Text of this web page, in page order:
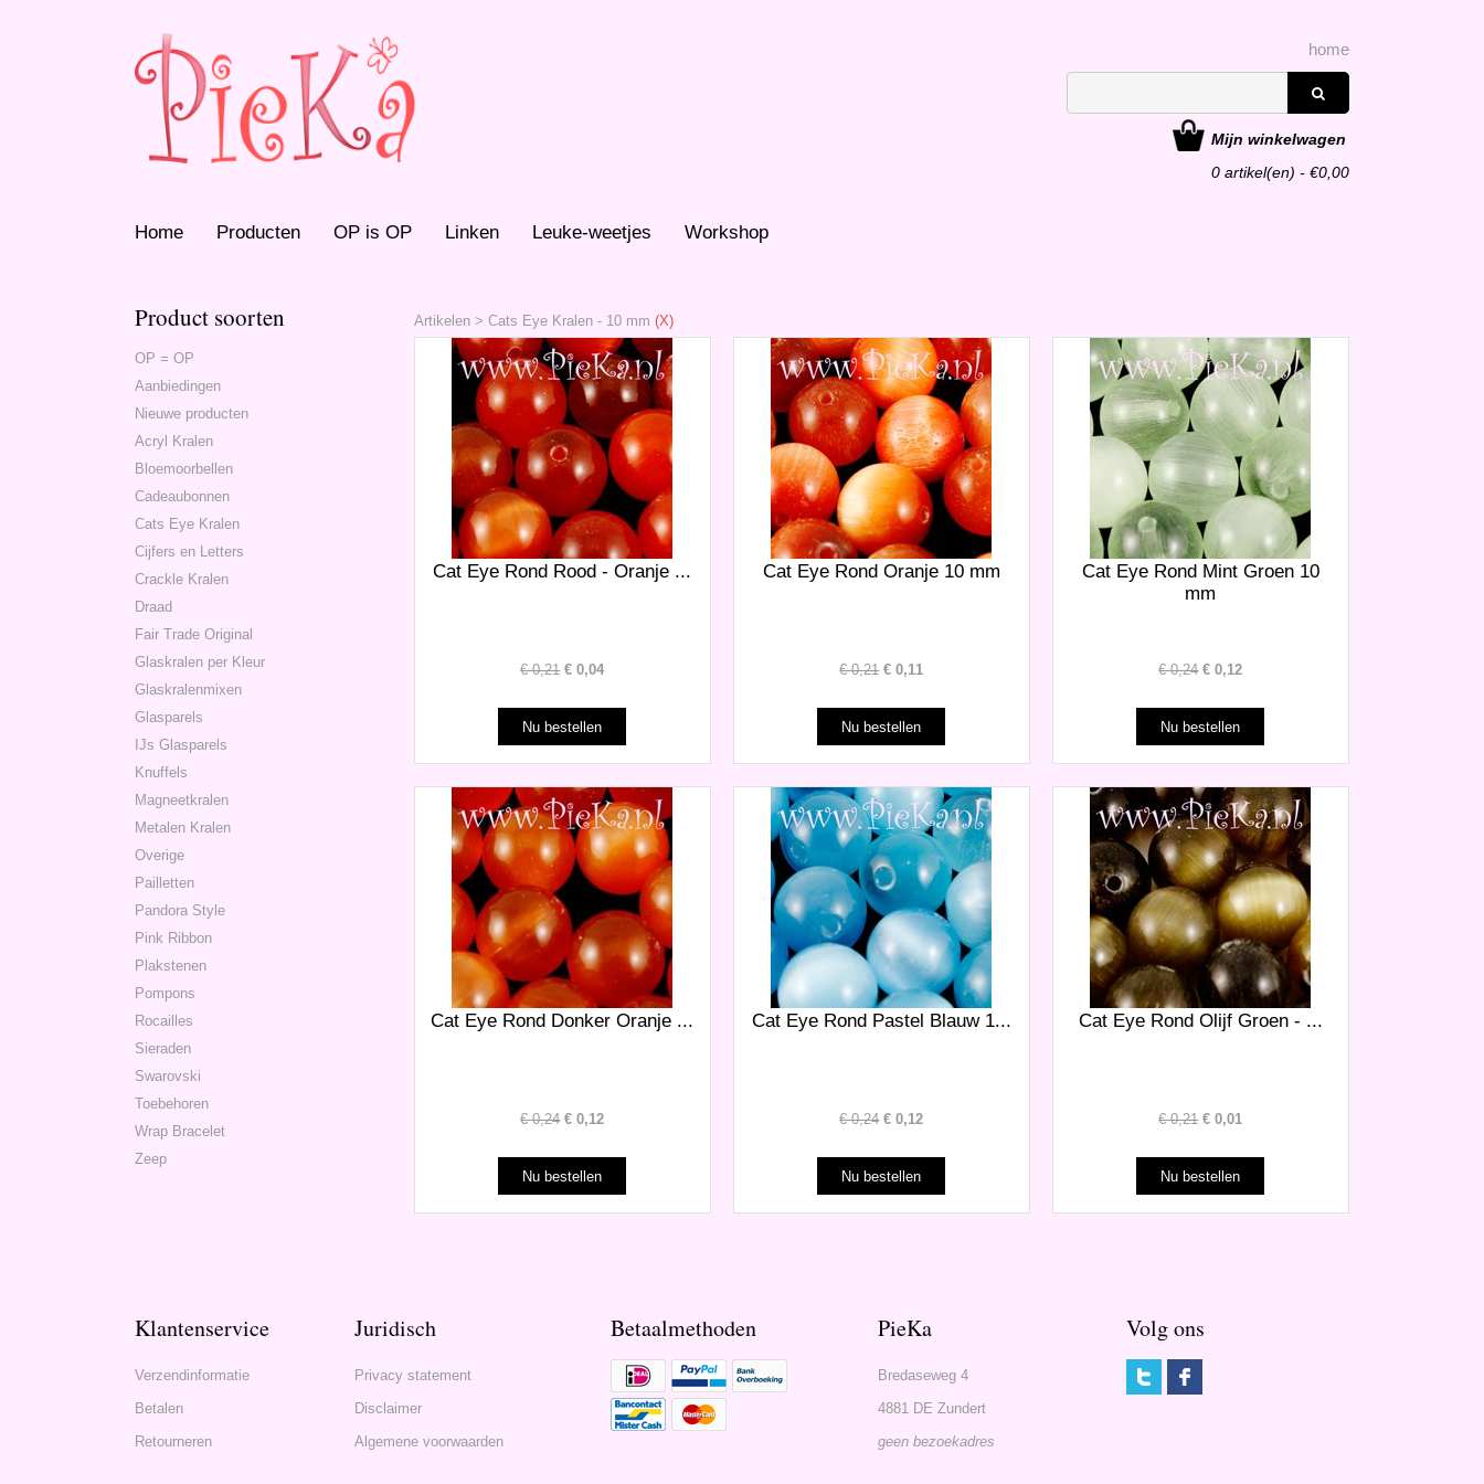
home
Mijn winkelwagen
0 artikel(en) - €0,00
Home Producten OP is OP Linken Leuke-weetjes Workshop
Product soorten
OP = OP
Aanbiedingen
Nieuwe producten
Acryl Kralen
Bloemoorbellen
Cadeaubonnen
Cats Eye Kralen
Cijfers en Letters
Crackle Kralen
Draad
Fair Trade Original
Glaskralen per Kleur
Glaskralenmixen
Glasparels
IJs Glasparels
Knuffels
Magneetkralen
Metalen Kralen
Overige
Pailletten
Pandora Style
Pink Ribbon
Plakstenen
Pompons
Rocailles
Sieraden
Swarovski
Toebehoren
Wrap Bracelet
Zeep
Artikelen > Cats Eye Kralen - 10 mm (X)
Cat Eye Rond Rood - Oranje ...
€0,21 €0,04
Cat Eye Rond Oranje 10 mm
€0,21 €0,11
Cat Eye Rond Mint Groen 10
mm
€0,24 €0,12
Cat Eye Rond Donker Oranje ...
€0,24 €0,12
Cat Eye Rond Pastel Blauw 1...
€0,24 €0,12
Cat Eye Rond Olijf Groen - ...
€0,21 €0,01
Klantenservice
Verzendinformatie
Betalen
Retourneren
Juridisch
Privacy statement
Disclaimer
Algemene voorwaarden
Betaalmethoden PieKa
Bredaseweg 4
4881 DE Zundert
geen bezoekadres
Volg ons